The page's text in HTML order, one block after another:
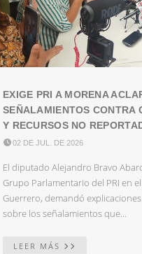
EXIGE PRI A MORENA
SEÑALAMIENTOS CONTRA
Y RECURSOS NO
02 DE JUL. DE 2026
El diputado Alejandro Bravo
Grupo Parlamentario del PRI en
Guerrero, demandó
sobre los señalamientos que...
LEER MÁS